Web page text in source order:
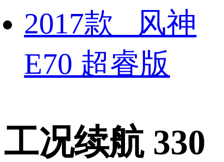
2017款 风神
E70 超睿版
工况续航 330